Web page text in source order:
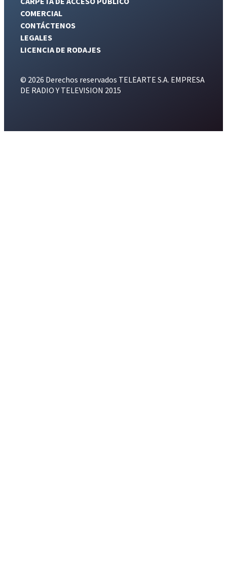
COMERCIAL
CONTÁCTENOS
LEGALES
LICENCIA DE RODAJES
© 2026 Derechos reservados TELEARTE S.A. EMPRESA
DE RADIO Y TELEVISION 2015